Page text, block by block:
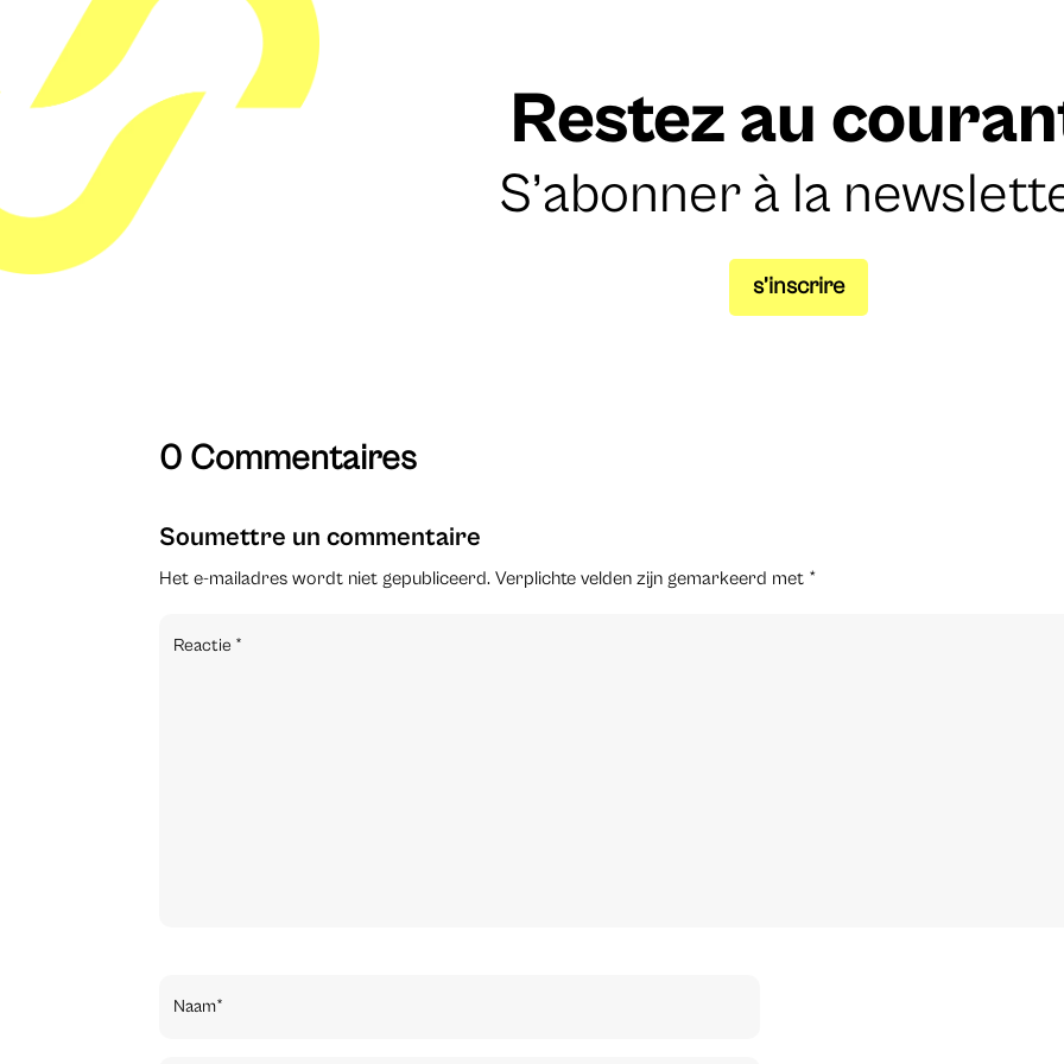
Restez au
S’abonner à la
s’inscrire
0 Commentaires
Soumettre un commentaire
Het e-mailadres wordt niet gepubliceerd. Verplichte velden zijn gemarkeerd met *